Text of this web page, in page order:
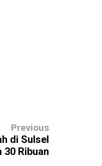
Previous
di Sulsel
30 Ribuan